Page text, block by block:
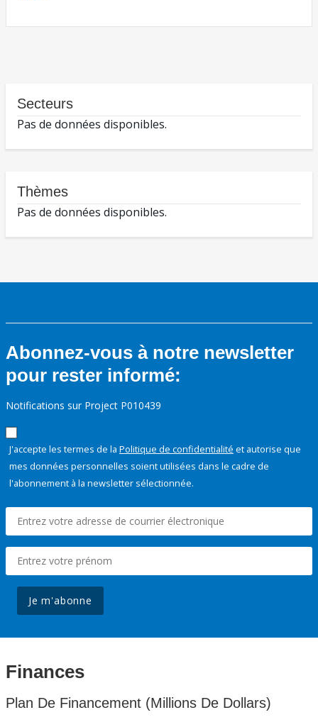
Secteurs
Pas de données disponibles.
Thèmes
Pas de données disponibles.
Abonnez-vous à notre newsletter
pour rester informé:
Notifications sur Project P010439
J'accepte les termes de la Politique de confidentialité et autorise que
mes données personnelles soient utilisées dans le cadre de
l'abonnement à la newsletter sélectionnée.
Je m'abonne
Finances
Plan De Financement (Millions De Dollars)